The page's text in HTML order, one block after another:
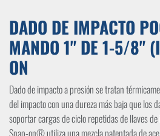
DADO DE IMPACTO
MANDO 1" DE 1-5/8"
ON
Dado de impacto a presión se tratan
del impacto con una dureza más baja que los
soportar cargas de ciclo repetidas de llaves de
Snap-on® utiliza una mezcla patentada de